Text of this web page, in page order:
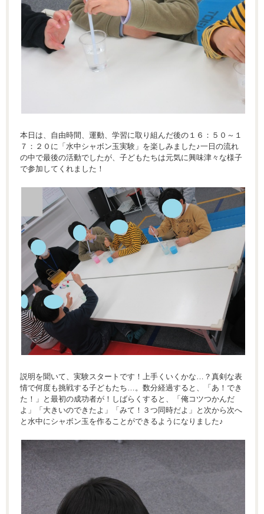
本日は、自由時間、運動、学習に取り組んだ後の１６：５０～１
７：２０に「水中シャボン玉実験」を楽しみました♪一日の流れ
の中で最後の活動でしたが、子どもたちは元気に興味津々な様子
で参加してくれました！
説明を聞いて、実験スタートです！上手くいくかな…？真剣な表
情で何度も挑戦する子どもたち…。数分経過すると、「あ！でき
た！」と最初の成功者が！しばらくすると、「俺コツつかんだ
よ」「大きいのできたよ」「みて！３つ同時だよ」と次から次へ
と水中にシャボン玉を作ることができるようになりました♪